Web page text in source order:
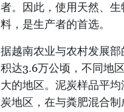
者。因此，使用天然、
料，是生产者的首选。
据越南农业与农村发展
积达3.6万公顷，不同地
大的地区。泥炭样品平
炭地区，在与粪肥混合